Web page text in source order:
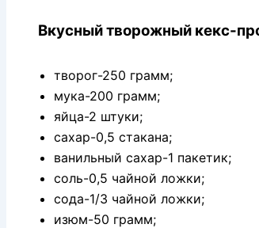
Вкусный творожный кекс-
творог-250 грамм;
мука-200 грамм;
яйца-2 штуки;
сахар-0,5 стакана;
ванильный сахар-1 пакетик;
соль-0,5 чайной ложки;
сода-1/3 чайной ложки;
изюм-50 грамм;